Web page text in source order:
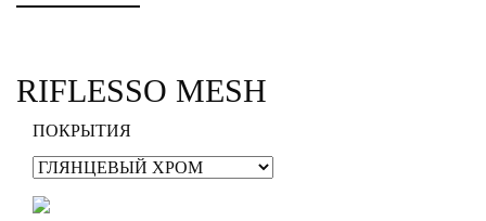
RIFLESSO MESH
ПОКРЫТИЯ